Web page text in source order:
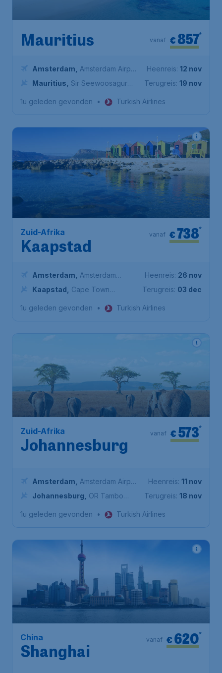
Mauritius € 857*
vanaf
Amsterdam
Amsterdam Airport
Schiphol
Mauritius
Sir Seewoosagur
Heenreis: 12 nov
Terugreis: 19 nov
1u geleden gevonden • Turkish Airlines
Zuid-Afrika
Kaapstad
€738*
vanaf
Amsterdam
Amsterdam
Airport Schiphol
Kaapstad
Cape Town
Heenreis: 26 nov
Terugreis: 03 dec
1u geleden gevonden • Turkish Airlines
Zuid-Afrika
Johannesburg
€573
Amsterdam
Amsterdam Airport
Schiphol
Johannesburg
OR Tambo
Heenreis: 11 nov
Terugreis: 18 nov
1u geleden gevonden • Turkish Airlines
China
Shanghai
€620